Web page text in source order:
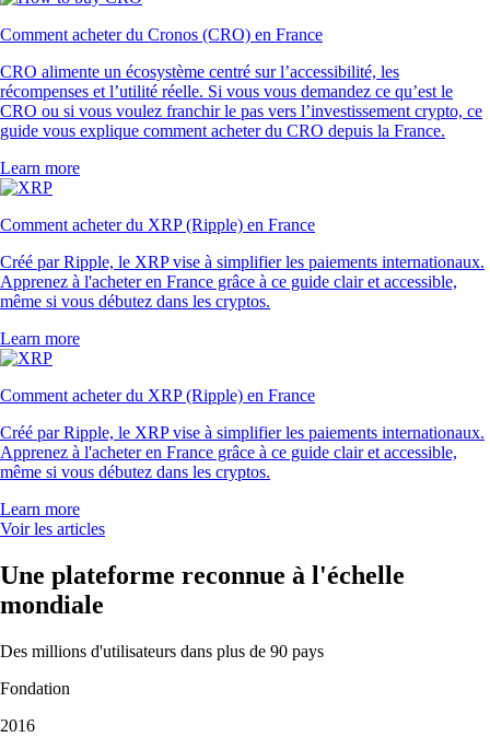
Comment acheter du Cronos (CRO) en France
CRO alimente un écosystème centré sur l’accessibilité, les
récompenses et l’utilité réelle. Si vous vous demandez ce qu’est le
CRO ou si vous voulez franchir le pas vers l’investissement crypto, ce
guide vous explique comment acheter du CRO depuis la France.
Learn more
Comment acheter du XRP (Ripple) en France
Créé par Ripple, le XRP vise à simplifier les paiements internationaux.
Apprenez à l'acheter en France grâce à ce guide clair et accessible,
même si vous débutez dans les cryptos.
Learn more
Comment acheter du XRP (Ripple) en France
Créé par Ripple, le XRP vise à simplifier les paiements internationaux.
Apprenez à l'acheter en France grâce à ce guide clair et accessible,
même si vous débutez dans les cryptos.
Learn more
Voir les articles
Une plateforme reconnue à l'échelle
mondiale
Des millions d'utilisateurs dans plus de 90 pays
Fondation
2016